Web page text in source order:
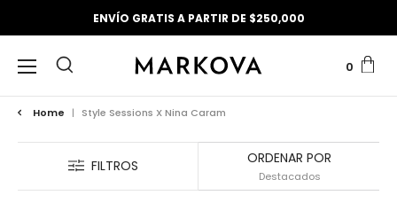
ENVÍO GRATIS A PARTIR DE $250,000
0
Home | Style Sessions X Nina Caram
FILTROS ORDENAR POR